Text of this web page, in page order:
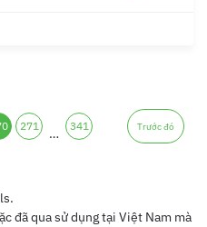
271 … 341 Trước đó
đã qua sử dụng tại Việt Nam mà